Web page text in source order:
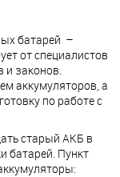
батарей –
от специалистов
и законов.
аккумуляторов, а
по работе с
старый АКБ в
батарей. Пункт